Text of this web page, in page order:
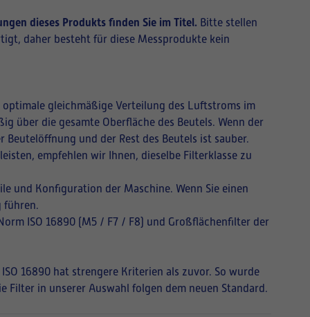
dieses Produkts finden Sie im Titel. Bitte stellen
daher besteht für diese Messprodukte kein
gleichmäßige Verteilung des Luftstroms im
über die gesamte Oberfläche des Beutels. Wenn der
und der Rest des Beutels ist sauber.
empfehlen wir Ihnen, dieselbe Filterklasse zu
und Konfiguration der Maschine. Wenn Sie einen
führen.
ISO 16890 (M5 / F7 / F8) und Großflächenfilter der
16890 hat strengere Kriterien als zuvor. So wurde
Filter in unserer Auswahl folgen dem neuen Standard.